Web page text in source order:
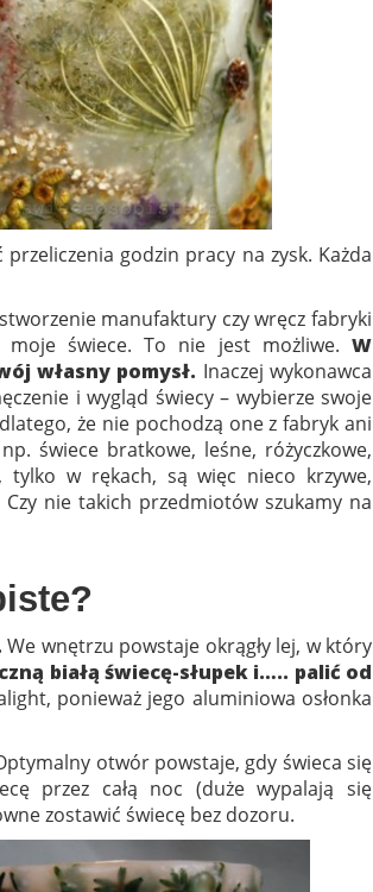
godzin pracy na zysk. Każda
manufaktury czy wręcz fabryki
świece. To nie jest możliwe. W
własny pomysł. Inaczej wykonawca
i wygląd świecy – wybierze swoje
że nie pochodzą one z fabryk ani
świece bratkowe, leśne, różyczkowe,
w rękach, są więc nieco krzywe,
Czy nie takich przedmiotów szukamy na
We wnętrzu powstaje okrągły lej, w który
białą świecę-słupek i….. palić od
ponieważ jego aluminiowa osłonka
otwór powstaje, gdy świeca się
przez całą noc (duże wypalają się
zostawić świecę bez dozoru.